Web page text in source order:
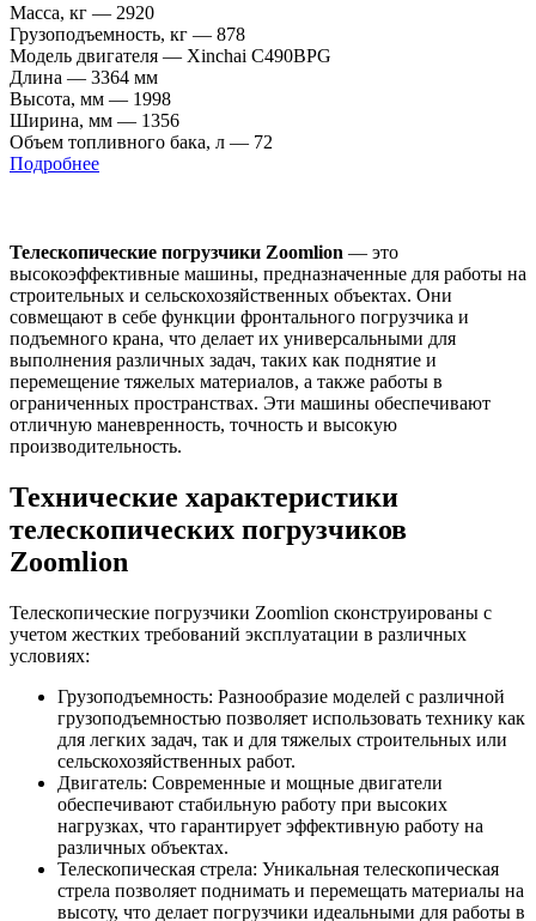
Масса, кг — 2920
Грузоподъемность, кг — 878
Модель двигателя — Xinchai C490BPG
Длина — 3364 мм
Высота, мм — 1998
Ширина, мм — 1356
Объем топливного бака, л — 72
Подробнее
Телескопические погрузчики Zoomlion — это
высокоэффективные машины, предназначенные для работы на
строительных и сельскохозяйственных объектах. Они
совмещают в себе функции фронтального погрузчика и
подъемного крана, что делает их универсальными для
выполнения различных задач, таких как поднятие и
перемещение тяжелых материалов, а также работы в
ограниченных пространствах. Эти машины обеспечивают
отличную маневренность, точность и высокую
производительность.
Технические характеристики
телескопических погрузчиков
Zoomlion
Телескопические погрузчики Zoomlion сконструированы с
учетом жестких требований эксплуатации в различных
условиях:
Грузоподъемность: Разнообразие моделей с различной
грузоподъемностью позволяет использовать технику как
для легких задач, так и для тяжелых строительных или
сельскохозяйственных работ.
Двигатель: Современные и мощные двигатели
обеспечивают стабильную работу при высоких
нагрузках, что гарантирует эффективную работу на
различных объектах.
Телескопическая стрела: Уникальная телескопическая
стрела позволяет поднимать и перемещать материалы на
высоту, что делает погрузчики идеальными для работы в